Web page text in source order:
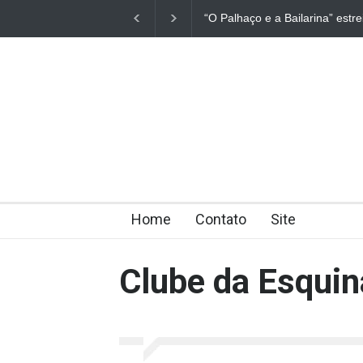
“O Palhaço e a Bailarina”
Home Contato Site
Clube da